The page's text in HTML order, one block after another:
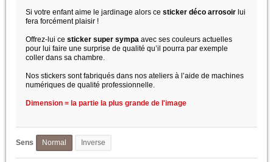
Si votre enfant aime le jardinage alors ce sticker déco arrosoir lui
fera forcément plaisir !
Offrez-lui ce sticker super sympa avec ses couleurs actuelles
pour lui faire une surprise de qualité qu’il pourra par exemple
coller dans sa chambre.
Nos stickers sont fabriqués dans nos ateliers à l’aide de machines
numériques de qualité professionnelle.
Dimension = la partie la plus grande de l'image
Sens Normal Inverse